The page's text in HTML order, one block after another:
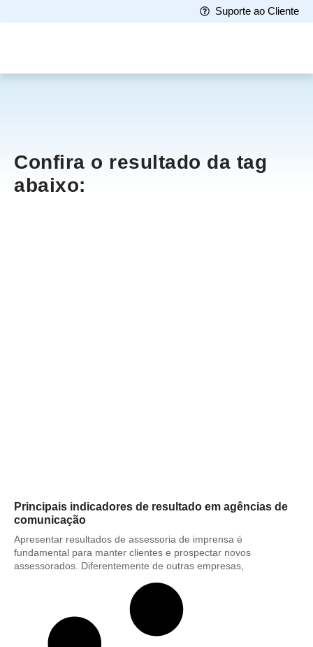
Suporte ao Cliente
Confira o resultado da tag
abaixo:
Principais indicadores de resultado em agências de
comunicação
Apresentar resultados de assessoria de imprensa é
fundamental para manter clientes e prospectar novos
assessorados. Diferentemente de outras empresas,